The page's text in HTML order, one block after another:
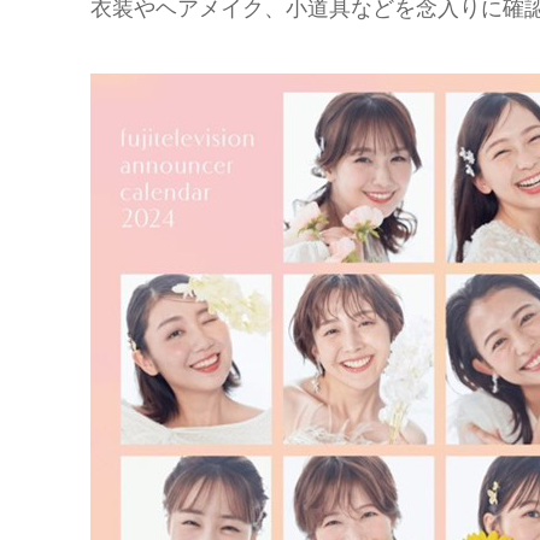
衣装やヘアメイク、小道具などを念入りに確